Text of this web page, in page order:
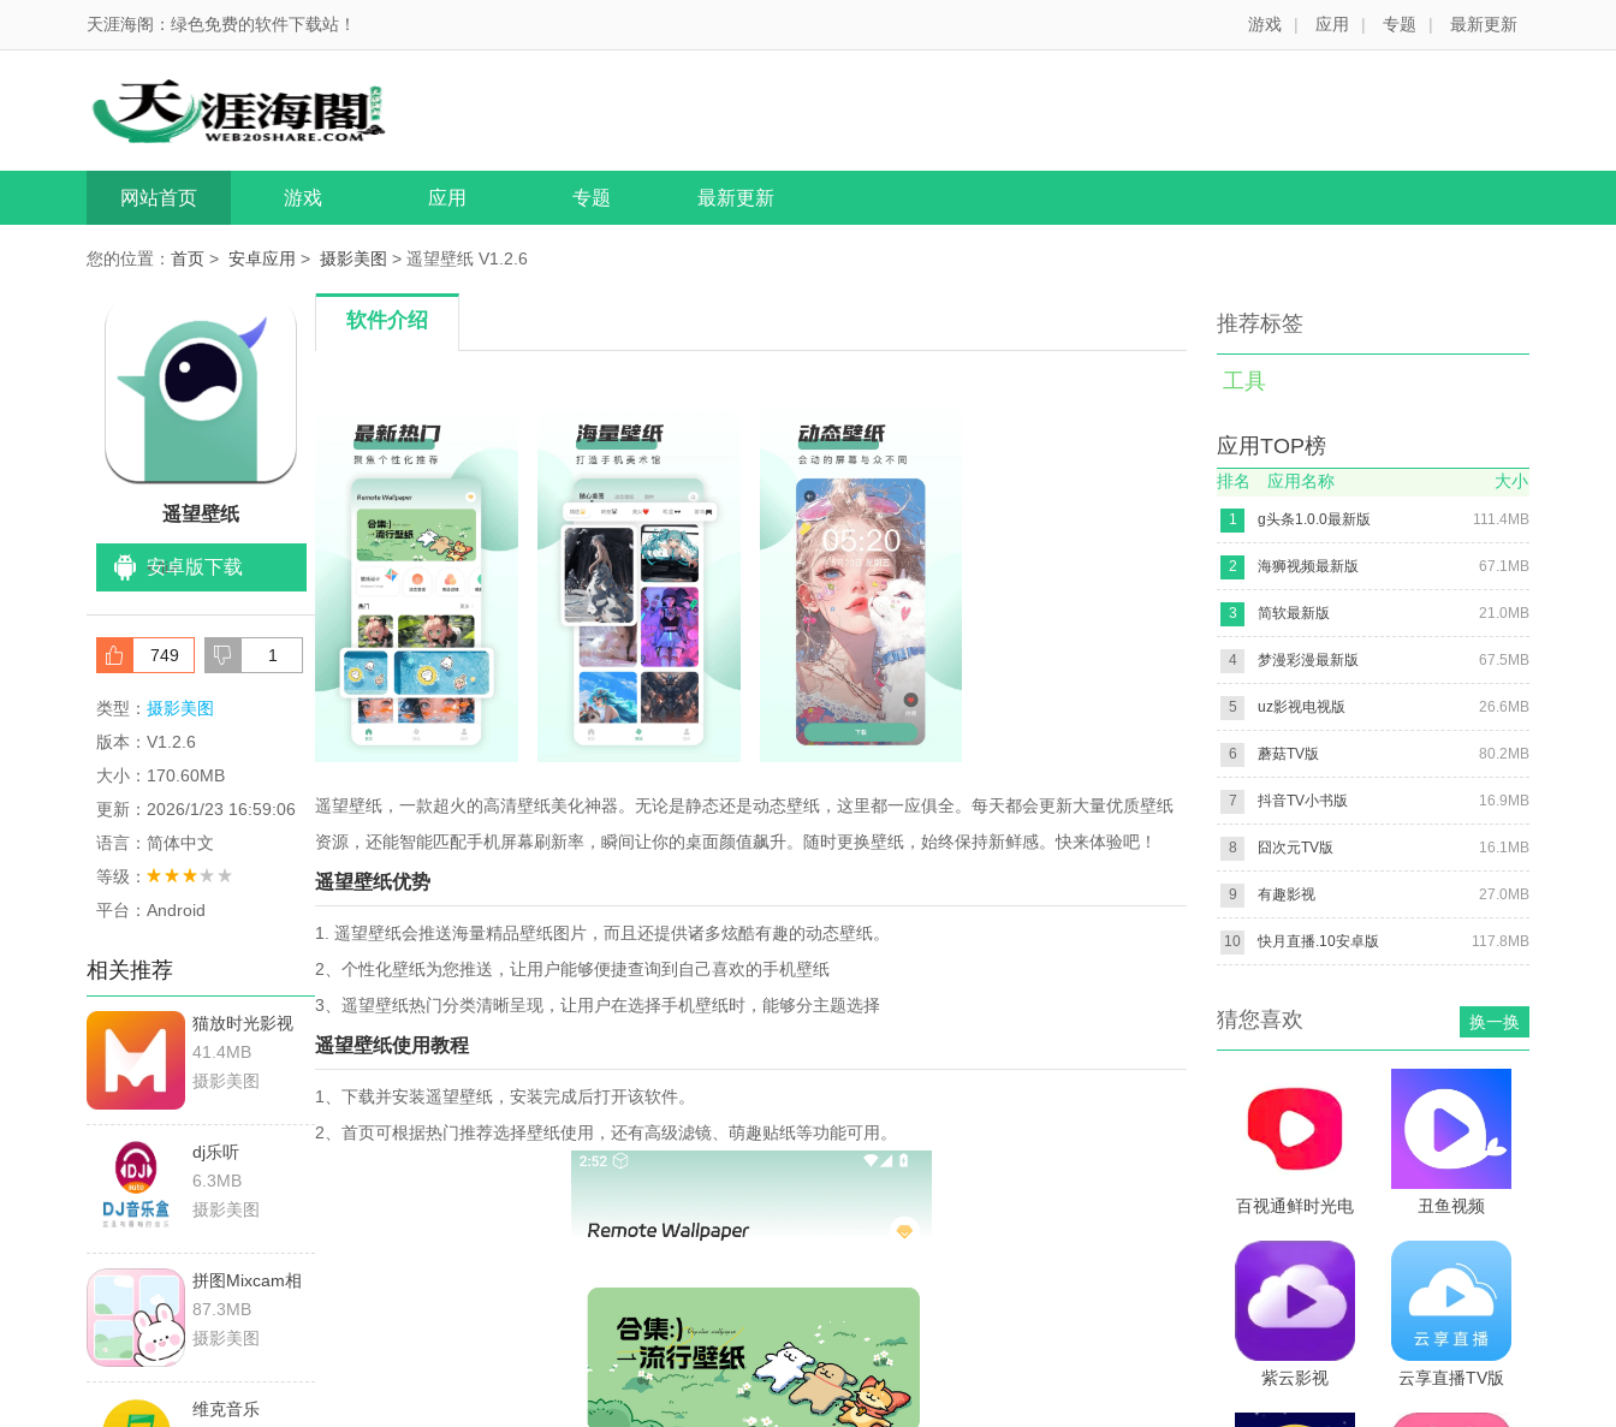
天涯海阁：绿色免费的软件下载站！ 游戏 | 应用 | 专题 | 最新更新
网站首页 游戏 应用 专题 最新更新
您的位置： 首页 > 安卓应用 > 摄影美图 > 遥望壁纸 V1.2.6
遥望壁纸
安卓版下载
</li>
749 1
类型： 摄影美图
版本：V1.2.6
大小：170.60MB
更新：2026/1/23 16:59:06
语言：简体中文
等级：
平台：Android
相关推荐
猫放时光影视
41.4MB
摄影美图
dj乐听
6.3MB
摄影美图
拼图Mixcam相
机
87.3MB
摄影美图
维克音乐
软件介绍
遥望壁纸，一款超火的高清壁纸美化神器。无论是静态还是动态壁纸，这里都一应俱全。每天都会更新大量优质壁纸
资源，还能智能匹配手机屏幕刷新率，瞬间让你的桌面颜值飙升。随时更换壁纸，始终保持新鲜感。快来体验吧！
遥望壁纸优势
1. 遥望壁纸会推送海量精品壁纸图片，而且还提供诸多炫酷有趣的动态壁纸。
2、个性化壁纸为您推送，让用户能够便捷查询到自己喜欢的手机壁纸
3、遥望壁纸热门分类清晰呈现，让用户在选择手机壁纸时，能够分主题选择
遥望壁纸使用教程
1、下载并安装遥望壁纸，安装完成后打开该软件。
2、首页可根据热门推荐选择壁纸使用，还有高级滤镜、萌趣贴纸等功能可用。
推荐标签
工具
应用TOP榜
排名 应用名称 大小
1 111.4MB
g头条1.0.0最新版
2 67.1MB
海狮视频最新版
3 21.0MB
简软最新版
4 67.5MB
梦漫彩漫最新版
5 26.6MB
uz影视电视版
6 80.2MB
蘑菇TV版
7 16.9MB
抖音TV小书版
8 16.1MB
囧次元TV版
9 27.0MB
有趣影视
10 117.8MB
快月直播.10安卓版
换一换
猜您喜欢
百视通鲜时光电
丑鱼视频
紫云影视 云享直播TV版